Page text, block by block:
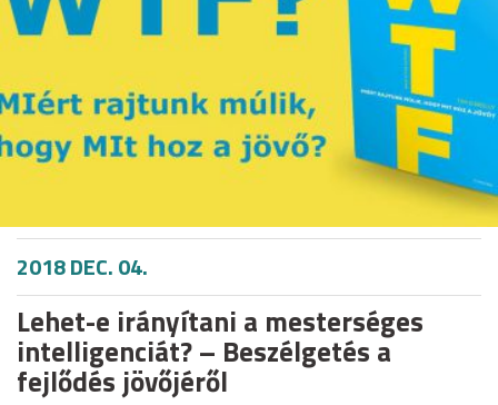
2018 DEC. 04.
Lehet-e irányítani a mesterséges
intelligenciát? – Beszélgetés a
fejlődés jövőjéről